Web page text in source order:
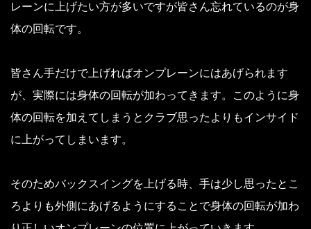
レーンに上げたい方が多いですが皆さん忘れているのが身
体の回転です。
皆さん手だけで上げればオンプレーンにはあげられます
が、実際には身体の回転が加わってきます。このように身
体の回転を加えてしまうとクラブ思ったよりもインサイド
に上がってしまいます。
そのためバックスイングを上げる時、手は少し思ったとこ
ろよりも外側にあげるようにすることで身体の回転が加わ